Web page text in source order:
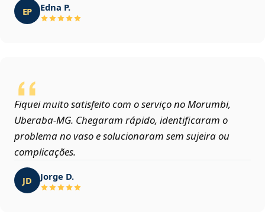
EP Edna P.
Fiquei muito satisfeito com o serviço no Morumbi,
Uberaba‑MG. Chegaram rápido, identificaram o
problema no vaso e solucionaram sem sujeira ou
complicações.
JD Jorge D.